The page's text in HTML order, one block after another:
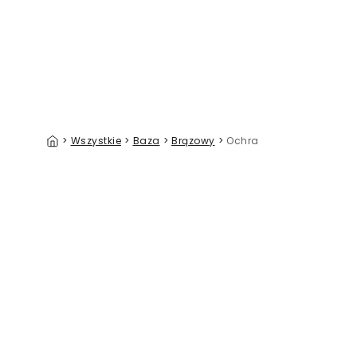
> Wszystkie > Baza > Brązowy > Ochra